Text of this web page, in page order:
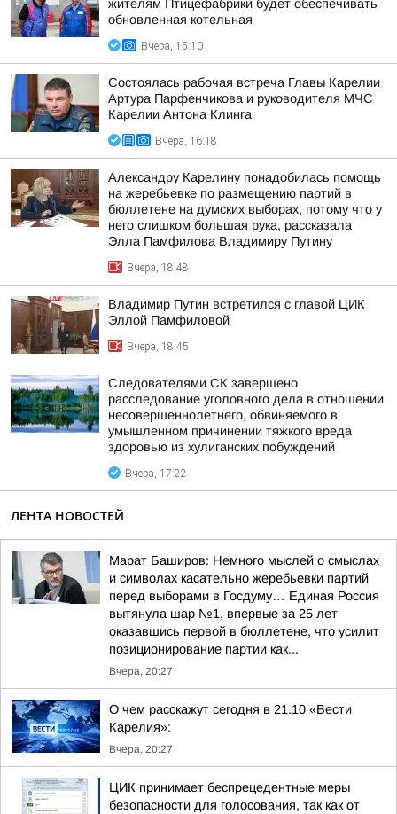
жителям Птицефабрики будет обеспечивать
обновленная котельная
Вчера, 15:10
Состоялась рабочая встреча Главы Карелии
Артура Парфенчикова и руководителя МЧС
Карелии Антона Клинга
Вчера, 16:18
Александру Карелину понадобилась помощь
на жеребьевке по размещению партий в
бюллетене на думских выборах, потому что у
него слишком большая рука, рассказала
Элла Памфилова Владимиру Путину
Вчера, 18:48
Владимир Путин встретился с главой ЦИК
Эллой Памфиловой
Вчера, 18:45
Следователями СК завершено
расследование уголовного дела в отношении
несовершеннолетнего, обвиняемого в
умышленном причинении тяжкого вреда
здоровью из хулиганских побуждений
Вчера, 17:22
ЛЕНТА НОВОСТЕЙ
Марат Баширов: Немного мыслей о смыслах
и символах касательно жеребьевки партий
перед выборами в Госдуму… Единая Россия
вытянула шар №1, впервые за 25 лет
оказавшись первой в бюллетене, что усилит
позиционирование партии как...
Вчера, 20:27
О чем расскажут сегодня в 21.10 «Вести
Карелия»:
Вчера, 20:27
ЦИК принимает беспрецедентные меры
безопасности для голосования, так как от